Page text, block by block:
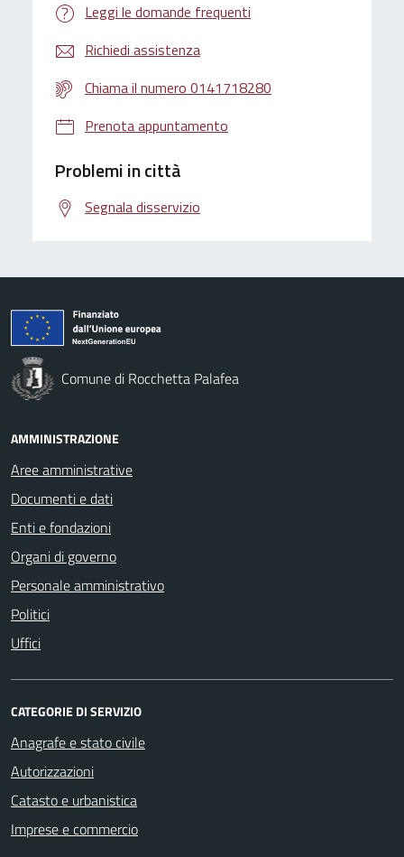
Leggi le domande frequenti
Richiedi assistenza
Chiama il numero 0141718280
Prenota appuntamento
Problemi in città
Segnala disservizio
Comune di Rocchetta Palafea
AMMINISTRAZIONE
Aree amministrative
Documenti e dati
Enti e fondazioni
Organi di governo
Personale amministrativo
Politici
Uffici
CATEGORIE DI SERVIZIO
Anagrafe e stato civile
Autorizzazioni
Catasto e urbanistica
Imprese e commercio